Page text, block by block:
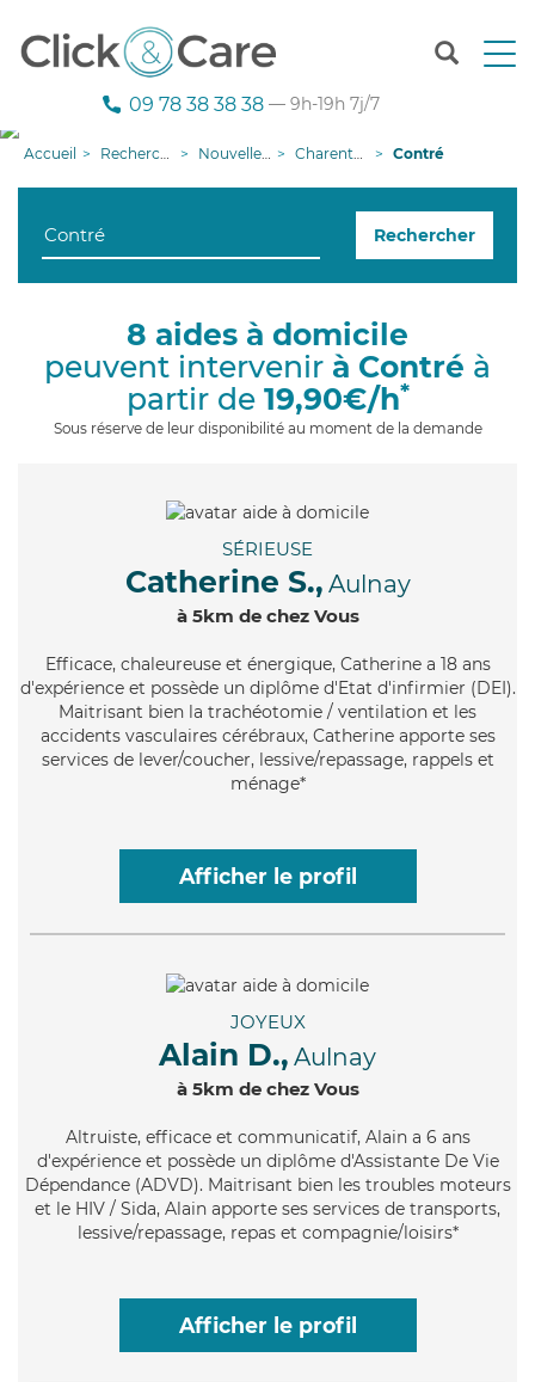
T
n
g
09 78 38 38 38 — 9h-19h 7j/7
Accueil Recherche aide à domicile Nouvelle-Aquitaine Charente-Maritime Contré
Rechercher
8 aides à domicile
peuvent intervenir à Contré à
partir de 19,90€/h*
Sous réserve de leur disponibilité au moment de la demande
SÉRIEUSE
Catherine S., Aulnay
à 5km de chez Vous
Efficace, chaleureuse et énergique, Catherine a 18 ans
d'expérience et possède un diplôme d'Etat d'infirmier (DEI).
Maitrisant bien la trachéotomie / ventilation et les
accidents vasculaires cérébraux, Catherine apporte ses
services de lever/coucher, lessive/repassage, rappels et
ménage*
Afficher le profil
JOYEUX
Alain D., Aulnay
à 5km de chez Vous
Altruiste, efficace et communicatif, Alain a 6 ans
d'expérience et possède un diplôme d'Assistante De Vie
Dépendance (ADVD). Maitrisant bien les troubles moteurs
et le HIV / Sida, Alain apporte ses services de transports,
lessive/repassage, repas et compagnie/loisirs*
Afficher le profil